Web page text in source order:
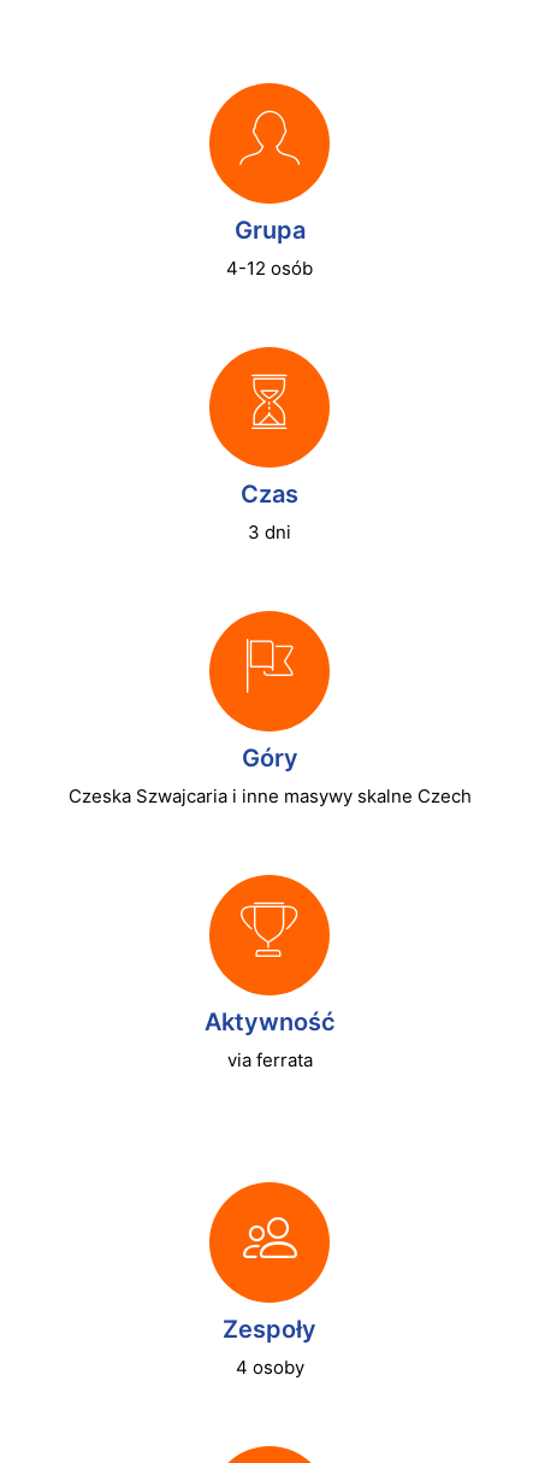
Grupa
4-12 osób
Czas
3 dni
Góry
Czeska Szwajcaria i inne masywy skalne Czech
Aktywność
via ferrata
Zespoły
4 osoby